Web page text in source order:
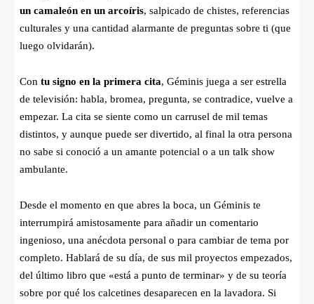
un camaleón en un arcoíris, salpicado de chistes, referencias
culturales y una cantidad alarmante de preguntas sobre ti (que
luego olvidarán).
Con tu signo en la primera cita, Géminis juega a ser estrella
de televisión: habla, bromea, pregunta, se contradice, vuelve a
empezar. La cita se siente como un carrusel de mil temas
distintos, y aunque puede ser divertido, al final la otra persona
no sabe si conoció a un amante potencial o a un talk show
ambulante.
Desde el momento en que abres la boca, un Géminis te
interrumpirá amistosamente para añadir un comentario
ingenioso, una anécdota personal o para cambiar de tema por
completo. Hablará de su día, de sus mil proyectos empezados,
del último libro que «está a punto de terminar» y de su teoría
sobre por qué los calcetines desaparecen en la lavadora. Si